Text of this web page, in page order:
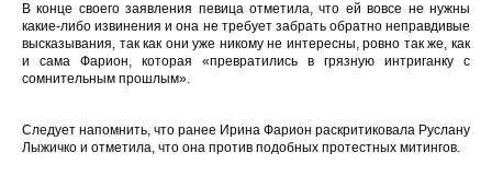
В конце своего заявления певица отметила, что ей вовсе не нужны
какие-либо извинения и она не требует забрать обратно неправдивые
высказывания, так как они уже никому не интересны, ровно так же, как
и сама Фарион, которая «превратились в грязную интриганку с
сомнительным прошлым».
Следует напомнить, что ранее Ирина Фарион раскритиковала Руслану
Лыжичко и отметила, что она против подобных протестных митингов.